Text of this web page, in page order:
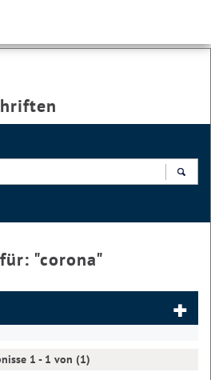
"corona"
1 - 1 von (1)